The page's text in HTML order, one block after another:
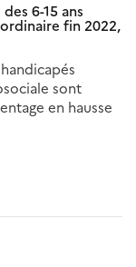
6-15 ans
fin 2022,
sont
en hausse